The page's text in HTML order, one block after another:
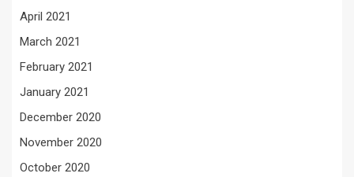
April 2021
March 2021
February 2021
January 2021
December 2020
November 2020
October 2020